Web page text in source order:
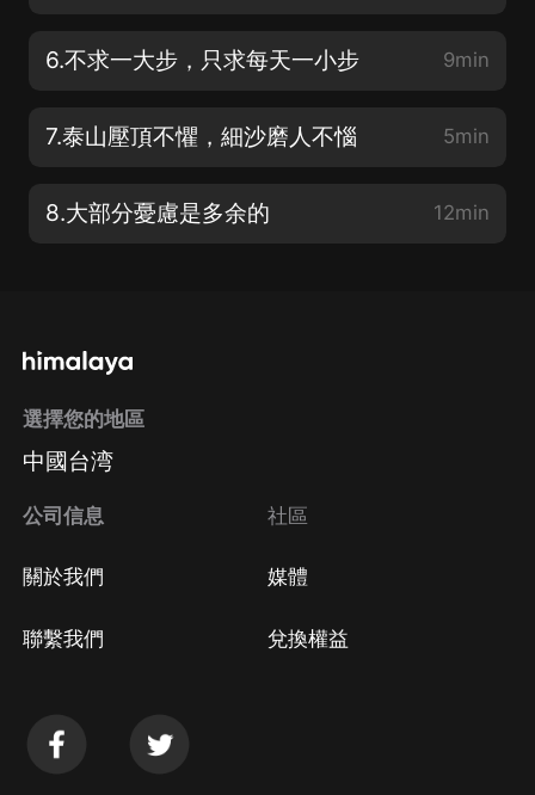
6.不求一大步，只求每天一小步 9min
7.泰山壓頂不懼，細沙磨人不惱 5min
8.大部分憂慮是多余的 12min
選擇您的地區
中國台湾
公司信息
關於我們
聯繫我們
社區
媒體
兌換權益